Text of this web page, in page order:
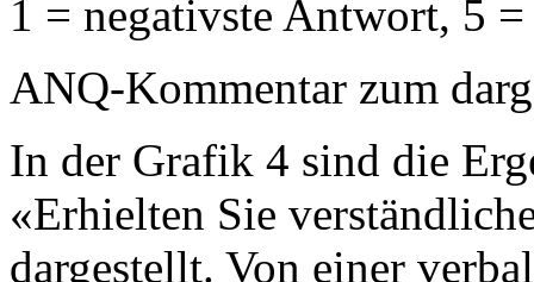
1 = negativste Antwort, 5
ANQ-Kommentar zum
In der Grafik 4 sind die
«Erhielten Sie
dargestellt. Von einer